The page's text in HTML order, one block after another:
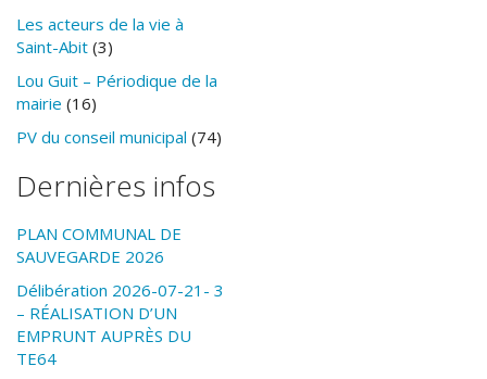
Les acteurs de la vie à
Saint-Abit (3)
Lou Guit – Périodique de la
mairie (16)
PV du conseil municipal (74)
Dernières infos
PLAN COMMUNAL DE
SAUVEGARDE 2026
Délibération 2026-07-21- 3
– RÉALISATION D’UN
EMPRUNT AUPRÈS DU
TE64